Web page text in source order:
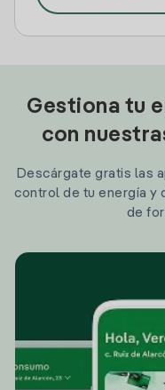
Gestiona tu
con
Descárgate gratis las
control de tu energía y
de